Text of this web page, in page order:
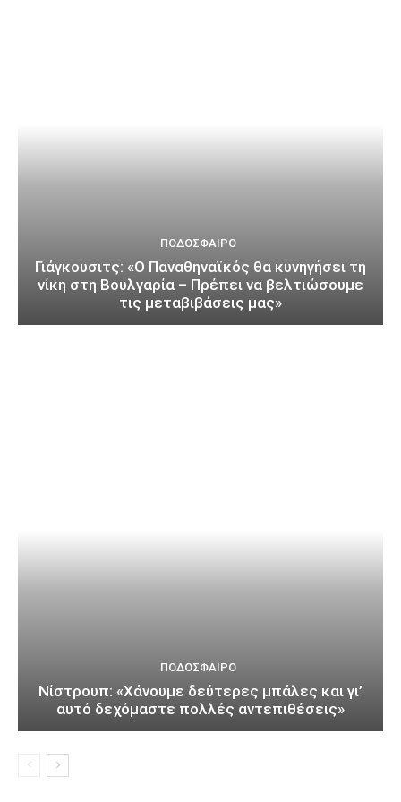
ΠΟΔΌΣΦΑΙΡΟ
Γιάγκουσιτς: «Ο Παναθηναϊκός θα κυνηγήσει τη
νίκη στη Βουλγαρία – Πρέπει να βελτιώσουμε
τις μεταβιβάσεις μας»
ΠΟΔΌΣΦΑΙΡΟ
Νίστρουπ: «Χάνουμε δεύτερες μπάλες και γι’
αυτό δεχόμαστε πολλές αντεπιθέσεις»